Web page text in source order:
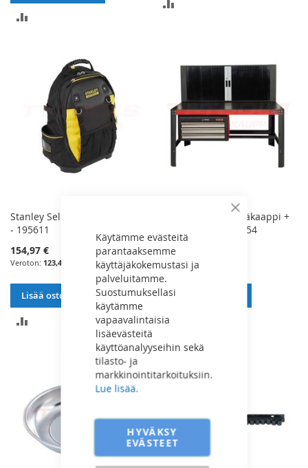
Sulje
Käytämme evästeitä
parantaaksemme
käyttäjäkokemustasi ja
palveluitamme.
Suostumuksellasi
käytämme
vapaavalintaisia
lisäevästeitä
käyttöanalyyseihin sekä
tilasto- ja
markkinointitarkoituksiin.
Lue lisää.
HYVÄKSY
EVÄSTEET
Stanley Selkäreppu Työkaluille
- 195611
154,97 €
123,48 €
Lisää ostoskoriin
Force Työpöytä + Yläkaappi +
Vetolaatikosto - 50254
1 848,62 €
1 473,00 €
Lisää ostoskoriin
VERTAILUUN